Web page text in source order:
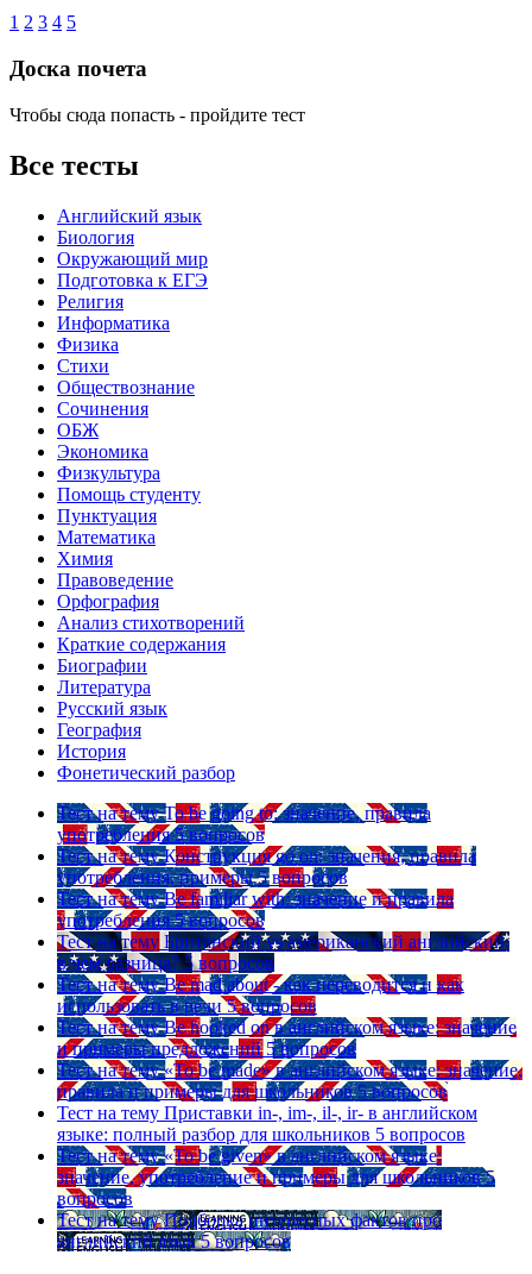
1 2 3 4 5
Доска почета
Чтобы сюда попасть - пройдите тест
Все тесты
Английский язык
Биология
Окружающий мир
Подготовка к ЕГЭ
Религия
Информатика
Физика
Стихи
Обществознание
Сочинения
ОБЖ
Экономика
Физкультура
Помощь студенту
Пунктуация
Математика
Химия
Правоведение
Орфография
Анализ стихотворений
Краткие содержания
Биографии
Литература
Русский язык
География
История
Фонетический разбор
Тест на тему To be going to: значение, правила
употребления 5 вопросов
Тест на тему Конструкция go on: значения, правила
употребления, примеры 5 вопросов
Тест на тему Be familiar with: значение и правила
употребления 5 вопросов
Тест на тему Британский vs американский английский:
в чем разница? 5 вопросов
Тест на тему Be mad about - как переводится и как
использовать в речи 5 вопросов
Тест на тему Be hooked on в английском языке: значение
и примеры предложений 5 вопросов
Тест на тему «To be made» в английском языке: значение,
правила и примеры для школьников 5 вопросов
Тест на тему Приставки in-, im-, il-, ir- в английском
языке: полный разбор для школьников 5 вопросов
Тест на тему «To be given» в английском языке:
значение, употребление и примеры для школьников 5
вопросов
Тест на тему Подборка интересных фактов про
английский язык 5 вопросов